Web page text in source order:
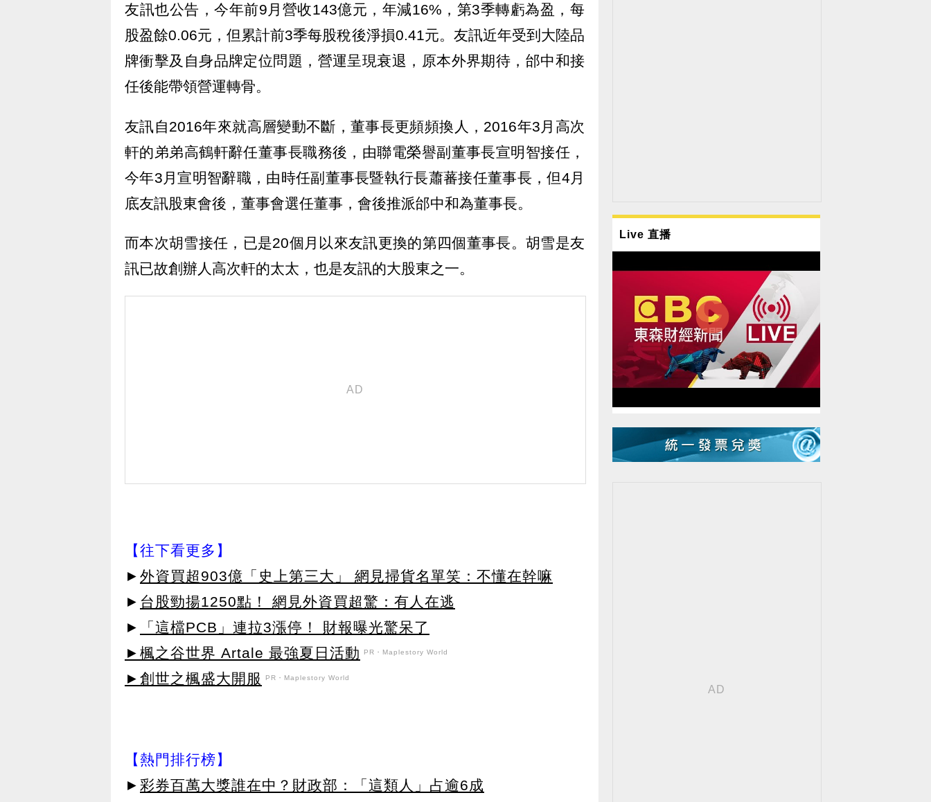
友訊也公告，今年前9月營收143億元，年減16%，第3季轉虧為盈，每
股盈餘0.06元，但累計前3季每股稅後淨損0.41元。友訊近年受到大陸品
牌衝擊及自身品牌定位問題，營運呈現衰退，原本外界期待，邰中和接
任後能帶領營運轉骨。
友訊自2016年來就高層變動不斷，董事長更頻頻換人，2016年3月高次
軒的弟弟高鶴軒辭任董事長職務後，由聯電榮譽副董事長宣明智接任，
今年3月宣明智辭職，由時任副董事長暨執行長蕭蕃接任董事長，但4月
底友訊股東會後，董事會選任董事，會後推派邰中和為董事長。
而本次胡雪接任，已是20個月以來友訊更換的第四個董事長。胡雪是友
訊已故創辦人高次軒的太太，也是友訊的大股東之一。
【往下看更多】
► 外資買超903億「史上第三大」 網見掃貨名單笑：不懂在幹嘛
► 台股勁揚1250點！ 網見外資買超驚：有人在逃
►
「這檔PCB」連拉3漲停！ 財報曝光驚呆了
►楓之谷世界 Artale 最強夏日活動
PR・Maplestory World
►創世之楓盛大開服 PR・Maplestory World
【熱門排行榜】
► 彩券百萬大獎誰在中？財政部：「這類人」占逾6成
Live 直播